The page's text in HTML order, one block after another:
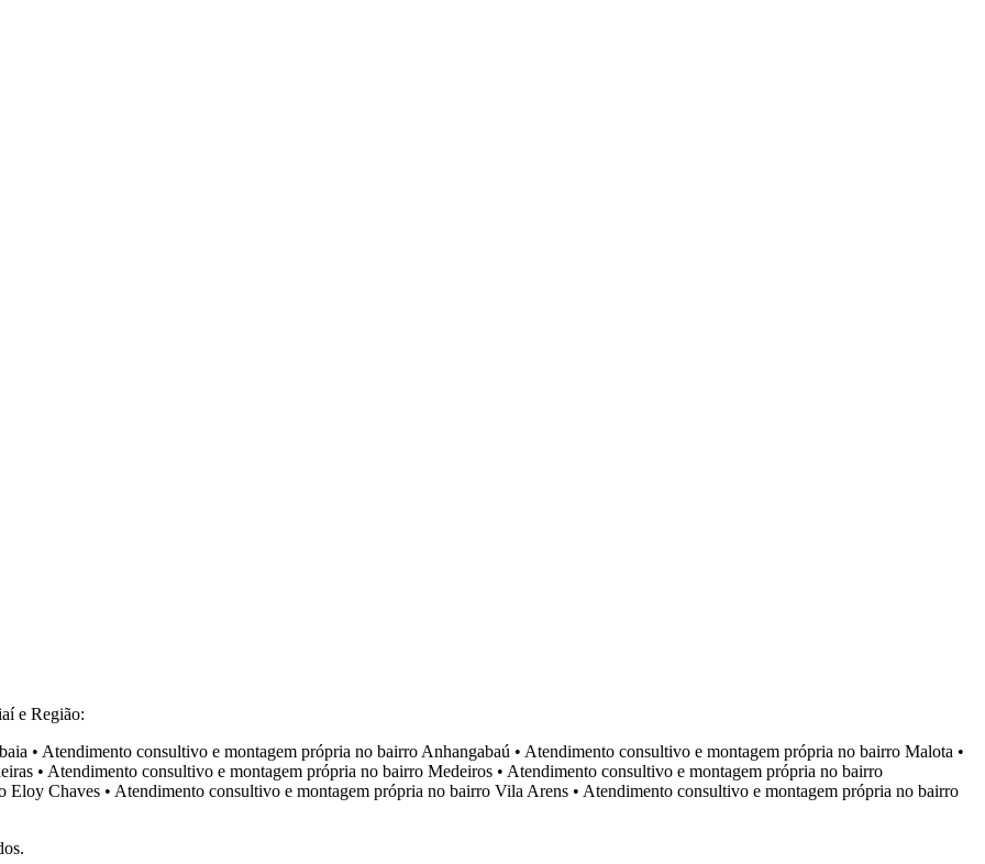
e Região:
• Atendimento consultivo e montagem própria no bairro Anhangabaú • Atendimento consultivo e montagem própria no bairro Malota •
• Atendimento consultivo e montagem própria no bairro Medeiros • Atendimento consultivo e montagem própria no bairro
Eloy Chaves • Atendimento consultivo e montagem própria no bairro Vila Arens • Atendimento consultivo e montagem própria no bairro